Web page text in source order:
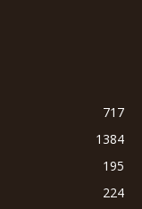
717
1384
195
224